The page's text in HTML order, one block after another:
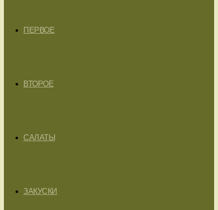
ПЕРВОЕ
ВТОРОЕ
САЛАТЫ
ЗАКУСКИ